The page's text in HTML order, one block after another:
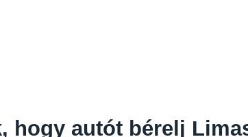
hogy autót bérelj